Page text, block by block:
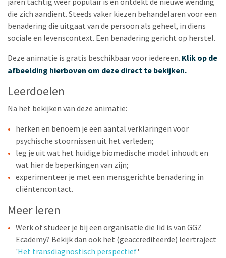
die zich aandient. Steeds vaker kiezen behandelaren voor een
benadering die uitgaat van de persoon als geheel, in diens
sociale en levenscontext. Een benadering gericht op herstel.
Deze animatie is gratis beschikbaar voor iedereen. Klik op de
afbeelding hierboven om deze direct te bekijken.
Leerdoelen
Na het bekijken van deze animatie:
herken en benoem je een aantal verklaringen voor
psychische stoornissen uit het verleden;
leg je uit wat het huidige biomedische model inhoudt en
wat hier de beperkingen van zijn;
experimenteer je met een mensgerichte benadering in
cliëntencontact.
Meer leren
Werk of studeer je bij een organisatie die lid is van GGZ
Ecademy? Bekijk dan ook het (geaccrediteerde) leertraject
'Het transdiagnostisch perspectief'